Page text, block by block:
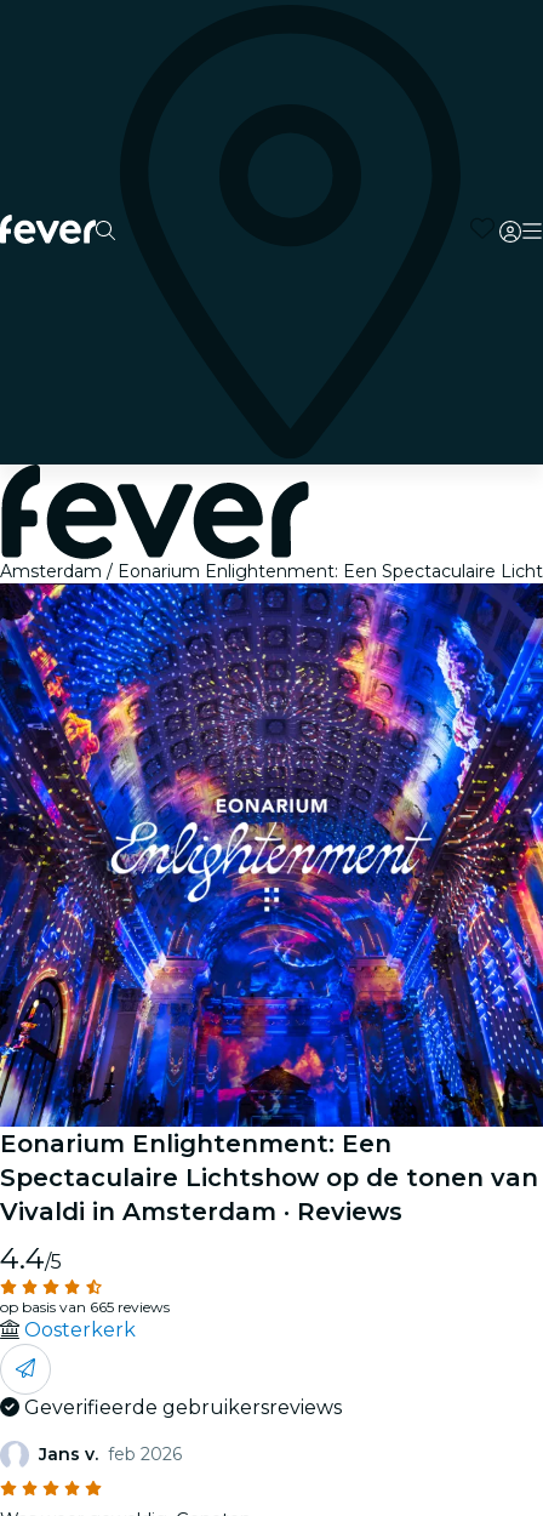
Amsterdam Eonarium Enlightenment: Een Spectaculaire
Eonarium Enlightenment: Een
Spectaculaire Lichtshow op de tonen van
Vivaldi in Amsterdam · Reviews
4.4/5
op basis van 665 reviews
Oosterkerk
Geverifieerde gebruikersreviews
Jans v. feb 2026